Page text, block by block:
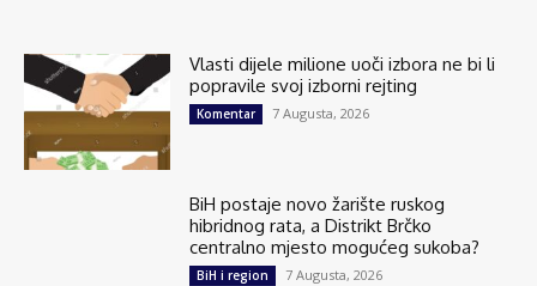
Vlasti dijele milione uoči izbora ne bi li
popravile svoj izborni rejting
Komentar 7 Augusta, 2026
BiH postaje novo žarište ruskog
hibridnog rata, a Distrikt Brčko
centralno mjesto mogućeg sukoba?
BiH i region 7 Augusta, 2026